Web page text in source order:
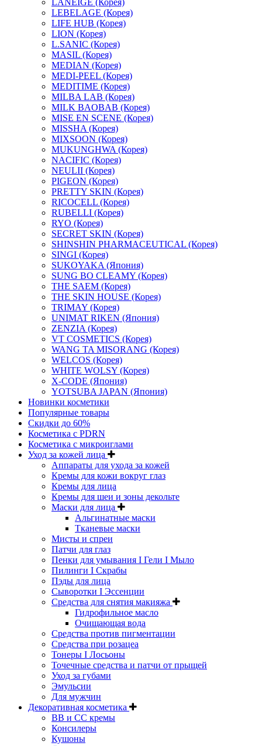
LANEIGE (Корея)
LEBELAGE (Корея)
LIFE HUB (Корея)
LION (Корея)
L.SANIC (Корея)
MASIL (Корея)
MEDIAN (Корея)
MEDI-PEEL (Корея)
MEDITIME (Корея)
MILBA LAB (Корея)
MILK BAOBAB (Корея)
MISE EN SCENE (Корея)
MISSHA (Корея)
MIXSOON (Корея)
MUKUNGHWA (Корея)
NACIFIC (Корея)
NEULII (Корея)
PIGEON (Корея)
PRETTY SKIN (Корея)
RICOCELL (Корея)
RUBELLI (Корея)
RYO (Корея)
SECRET SKIN (Корея)
SHINSHIN PHARMACEUTICAL (Корея)
SINGI (Корея)
SUKOYAKA (Япония)
SUNG BO CLEAMY (Корея)
THE SAEM (Корея)
THE SKIN HOUSE (Корея)
TRIMAY (Корея)
UNIMAT RIKEN (Япония)
ZENZIA (Корея)
VT COSMETICS (Корея)
WANG TA MISORANG (Корея)
WELCOS (Корея)
WHITE WOLSY (Корея)
X-CODE (Япония)
YOTSUBA JAPAN (Япония)
Новинки косметики
Популярные товары
Скидки до 60%
Косметика с PDRN
Косметика с микроиглами
Уход за кожей лица
Аппараты для ухода за кожей
Кремы для кожи вокруг глаз
Кремы для лица
Кремы для шеи и зоны декольте
Маски для лица
Альгинатные маски
Тканевые маски
Мисты и спреи
Патчи для глаз
Пенки для умывания I Гели I Мыло
Пилинги I Cкрабы
Пэды для лица
Сыворотки I Эссенции
Средства для снятия макияжа
Гидрофильное масло
Очищающая вода
Средства против пигментации
Средства при розацеа
Тонеры I Лосьоны
Точечные средства и патчи от прыщей
Уход за губами
Эмульсии
Для мужчин
Декоративная косметика
ВВ и СС кремы
Консилеры
Кушоны